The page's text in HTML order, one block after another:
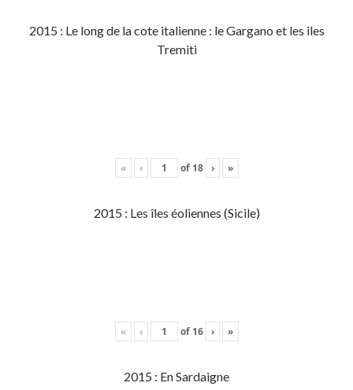
2015 : Le long de la cote italienne : le Gargano et les iles
Tremiti
« ‹ of 18 › »
2015 : Les îles éoliennes (Sicile)
« ‹ of 16 › »
2015 : En Sardaigne